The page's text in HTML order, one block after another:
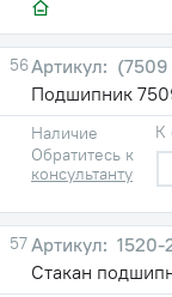
56
Подшипник
Наличие
Обратитесь к
консультанту
К
57
1520-
Стакан